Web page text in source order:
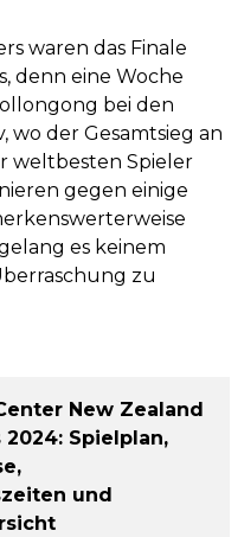
waren das Finale
denn eine Woche
bei den
wo der Gesamtsieg an
weltbesten Spieler
gegen einige
es keinem
zu
New Zealand
2024: Spielplan,
und